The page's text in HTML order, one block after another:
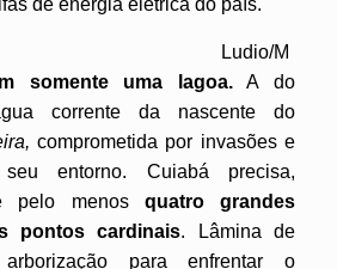
de energia elétrica do país.
Ludio/M
somente uma lagoa.A do
corrente da nascente do
comprometida por invasões e
entorno. Cuiabá precisa,
pelo menos quatro grandes
pontos cardinais. Lâmina de
para enfrentar o